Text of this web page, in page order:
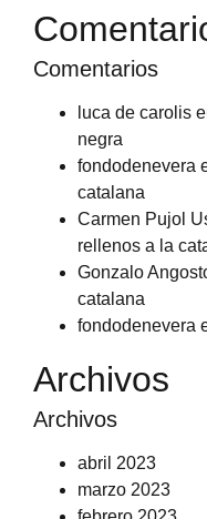
Comentarios
luca de carolis
negra
fondodenevera
catalana
Carmen Pujol
rellenos a la
Gonzalo
catalana
fondodenevera
Archivos
Archivos
abril 2023
marzo 2023